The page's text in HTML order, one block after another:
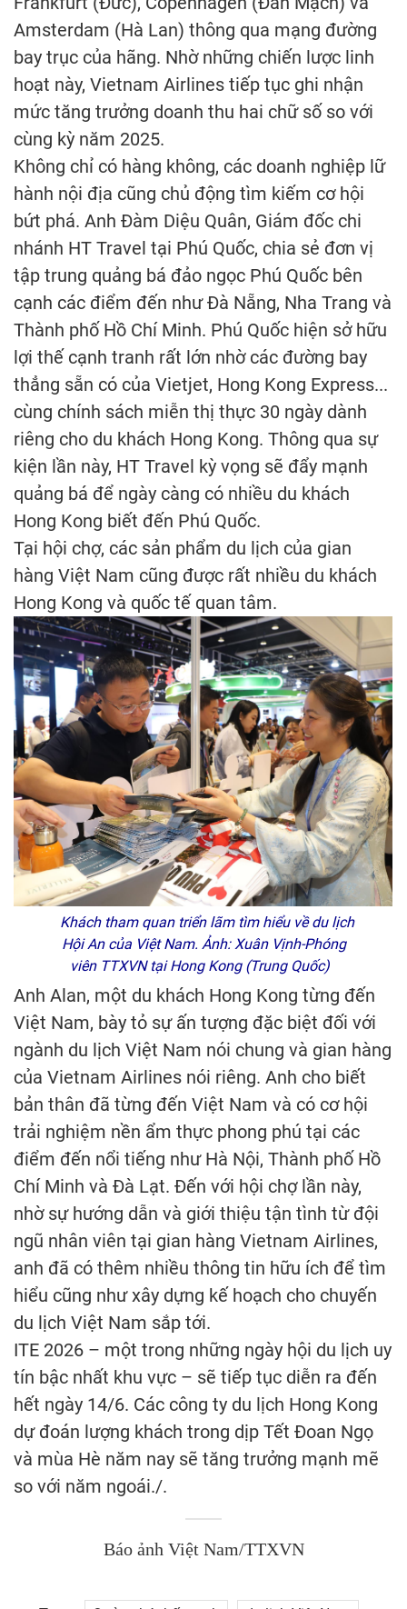
Amsterdam (Hà Lan) thông qua mạng đường
bay trục của hãng. Nhờ những chiến lược linh
hoạt này, Vietnam Airlines tiếp tục ghi nhận
mức tăng trưởng doanh thu hai chữ số so với
cùng kỳ năm 2025.
Không chỉ có hàng không, các doanh nghiệp lữ
hành nội địa cũng chủ động tìm kiếm cơ hội
bứt phá. Anh Đàm Diệu Quân, Giám đốc chi
nhánh HT Travel tại Phú Quốc, chia sẻ đơn vị
tập trung quảng bá đảo ngọc Phú Quốc bên
cạnh các điểm đến như Đà Nẵng, Nha Trang và
Thành phố Hồ Chí Minh. Phú Quốc hiện sở hữu
lợi thế cạnh tranh rất lớn nhờ các đường bay
thẳng sẵn có của Vietjet, Hong Kong Express...
cùng chính sách miễn thị thực 30 ngày dành
riêng cho du khách Hong Kong. Thông qua sự
kiện lần này, HT Travel kỳ vọng sẽ đẩy mạnh
quảng bá để ngày càng có nhiều du khách
Hong Kong biết đến Phú Quốc.
Tại hội chợ, các sản phẩm du lịch của gian
hàng Việt Nam cũng được rất nhiều du khách
Hong Kong và quốc tế quan tâm.
Khách tham quan triển lãm tìm hiểu về du lịch
Hội An của Việt Nam. Ảnh: Xuân Vịnh-Phóng
viên TTXVN tại Hong Kong (Trung Quốc)
Anh Alan, một du khách Hong Kong từng đến
Việt Nam, bày tỏ sự ấn tượng đặc biệt đối với
ngành du lịch Việt Nam nói chung và gian hàng
của Vietnam Airlines nói riêng. Anh cho biết
bản thân đã từng đến Việt Nam và có cơ hội
trải nghiệm nền ẩm thực phong phú tại các
điểm đến nổi tiếng như Hà Nội, Thành phố Hồ
Chí Minh và Đà Lạt. Đến với hội chợ lần này,
nhờ sự hướng dẫn và giới thiệu tận tình từ đội
ngũ nhân viên tại gian hàng Vietnam Airlines,
anh đã có thêm nhiều thông tin hữu ích để tìm
hiểu cũng như xây dựng kế hoạch cho chuyến
du lịch Việt Nam sắp tới.
ITE 2026 – một trong những ngày hội du lịch uy
tín bậc nhất khu vực – sẽ tiếp tục diễn ra đến
hết ngày 14/6. Các công ty du lịch Hong Kong
dự đoán lượng khách trong dịp Tết Đoan Ngọ
và mùa Hè năm nay sẽ tăng trưởng mạnh mẽ
so với năm ngoái./.
Báo ảnh Việt Nam/TTXVN